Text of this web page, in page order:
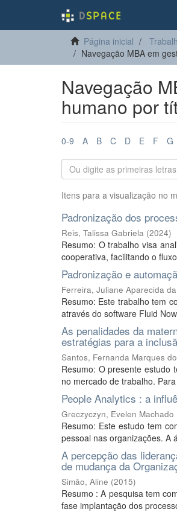
Página inicial
Navegação MBA em
Navegação
humano por
0-9 A B C D E F G
Itens para a visualização no
Padronização dos
Reis, Talissa Gabriela (2024)
Resumo: O trabalho visa
cooperativa, facilitando o
Padronização e
Ferreira, Juliane Aparecida
Resumo: Este trabalho tem
através do software Fluid
As penalidades da
estratégias para a
Santos, Fernanda Marques
Resumo: O presente estudo
no mercado de trabalho.
People Analytics : a
Greczyczyn, Evelen Machado
Resumo: Este estudo tem
pessoal nas organizações. A
A percepção das
de mudança da
Simão, Aline (2015)
Resumo : A pesquisa tem
fase implantação dos